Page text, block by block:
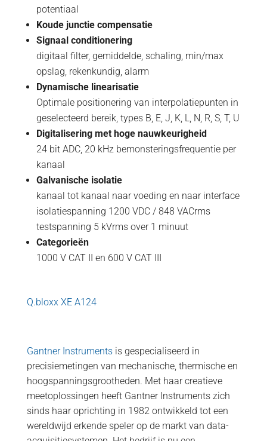
potentiaal
Koude junctie compensatie
Signaal conditionering
digitaal filter, gemiddelde, schaling, min/max
opslag, rekenkundig, alarm
Dynamische linearisatie
Optimale positionering van interpolatiepunten in
geselecteerd bereik, types B, E, J, K, L, N, R, S, T, U
Digitalisering met hoge nauwkeurigheid
24 bit ADC, 20 kHz bemonsteringsfrequentie per
kanaal
Galvanische isolatie
kanaal tot kanaal naar voeding en naar interface
isolatiespanning 1200 VDC / 848 VACrms
testspanning 5 kVrms over 1 minuut
Categorieën
1000 V CAT II en 600 V CAT III
Q.bloxx XE A124
Gantner Instrumentsis gespecialiseerd in
precisiemetingen van mechanische, thermische en
hoogspanningsgrootheden. Met haar creatieve
meetoplossingen heeft Gantner Instruments zich
sinds haar oprichting in 1982 ontwikkeld tot een
wereldwijd erkende speler op de markt van data-